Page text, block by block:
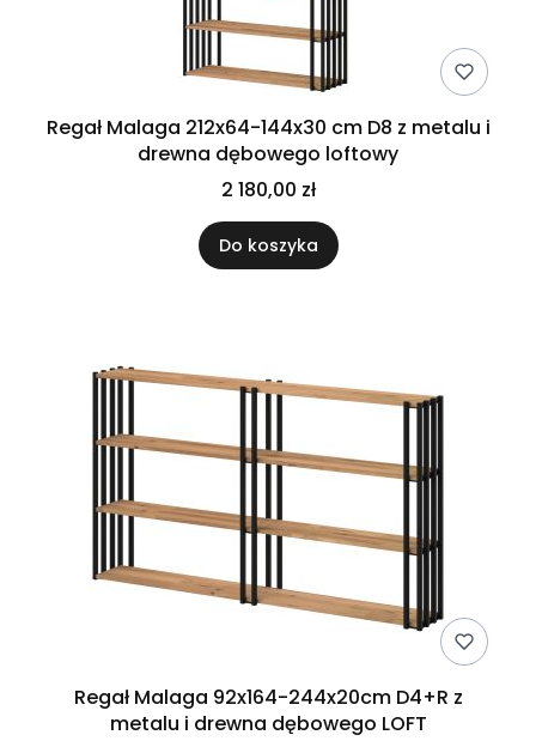
Regał Malaga 212x64-144x30 cm D8 z metalu i
drewna dębowego loftowy
2 180,00 zł
Do koszyka
Regał Malaga 92x164-244x20cm D4+R z
metalu i drewna dębowego LOFT